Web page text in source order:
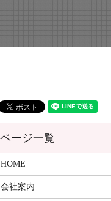
HOME
会社案内